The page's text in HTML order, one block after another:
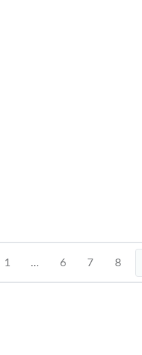
1 ... 6 7 8